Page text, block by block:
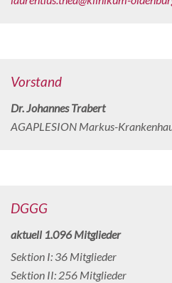
Vorstand
Dr. Johannes Trabert
AGAPLESION Markus-
DGGG
aktuell 1.096 Mitglieder
Sektion I: 36 Mitglieder
Sektion II: 256 Mitglieder